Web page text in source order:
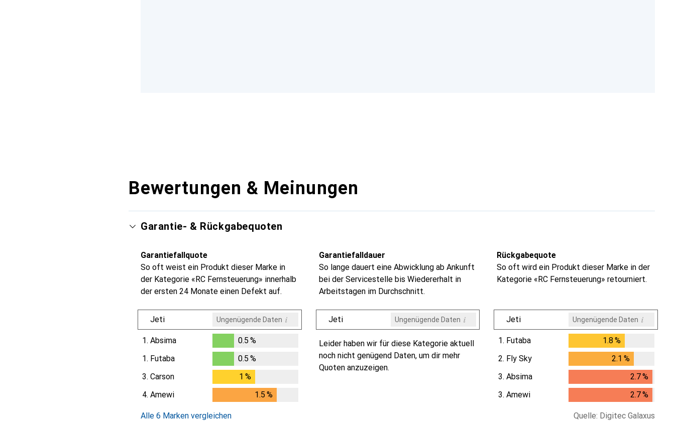
Bewertungen & Meinungen
Garantie- & Rückgabequoten
Garantiefallquote
So oft weist ein Produkt dieser Marke in
der Kategorie «RC Fernsteuerung» innerhalb
der ersten 24 Monate einen Defekt auf.
Jeti Ungenügende Daten i
1. Absima
0.5%
0.5 %
1. Futaba
0.5%
0.5 %
3. Carson 1 %
4. Amewi 1.5 %
Garantiefalldauer
So lange dauert eine Abwicklung ab Ankunft
bei der Servicestelle bis Wiedererhalt in
Arbeitstagen im Durchschnitt.
Jeti Ungenügende Daten i
iiii
Leider haben wir für diese Kategorie aktuell
noch nicht genügend Daten, um dir mehr
Quoten anzuzeigen.
Rückgabequote
So oft wird ein Produkt dieser Marke in der
Kategorie «RC Fernsteuerung» retourniert.
Jeti Ungenügende Daten i
1. Futaba 1.8%
2. Fly Sky 2.1 %
2.1%
3. Absima 2.7%
2.7%
3. Amewi 2.7%
Alle 6 Marken vergleichen Quelle: Digitec Galaxus